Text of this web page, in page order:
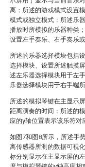
离；所述的游戏模式设置
模式或独立模式；所述乐
播放时所模拟的乐器种类
设置左手奏乐、右手奏乐
所述的乐器选择模块包括
选择模块、设置所述触摸
述左乐器选择模块用于左
乐器选择模块用于右手端
所述的模拟琴键在主显示
距离演奏的时间；所述的
应的y轴位置表示该乐符对
如图7和图8所示，所述手
离传感器所测的数据可视
标分别显示在主显示屏的